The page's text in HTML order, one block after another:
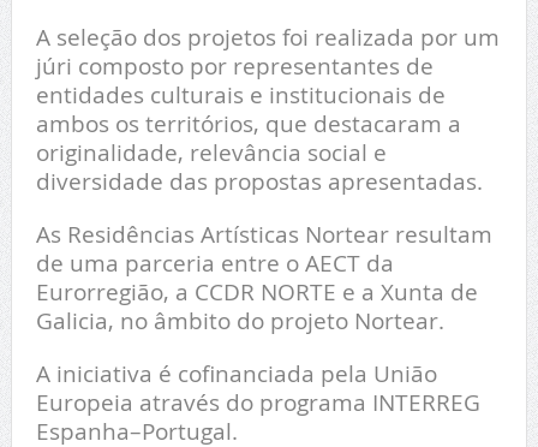
A seleção dos projetos foi realizada por um
júri composto por representantes de
entidades culturais e institucionais de
ambos os territórios, que destacaram a
originalidade, relevância social e
diversidade das propostas apresentadas.
As Residências Artísticas Nortear resultam
de uma parceria entre o AECT da
Eurorregião, a CCDR NORTE e a Xunta de
Galicia, no âmbito do projeto Nortear.
A iniciativa é cofinanciada pela União
Europeia através do programa INTERREG
Espanha–Portugal.